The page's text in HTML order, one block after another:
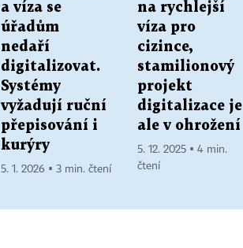
a víza se
úřadům
nedaří
digitalizovat.
Systémy
vyžadují ruční
přepisování i
kurýry
5. 1. 2026 ▪ 3 min. čtení
na rychlejší
víza pro
cizince,
stamilionový
projekt
digitalizace je
ale v ohrožení
5. 12. 2025 ▪ 4 min.
čtení